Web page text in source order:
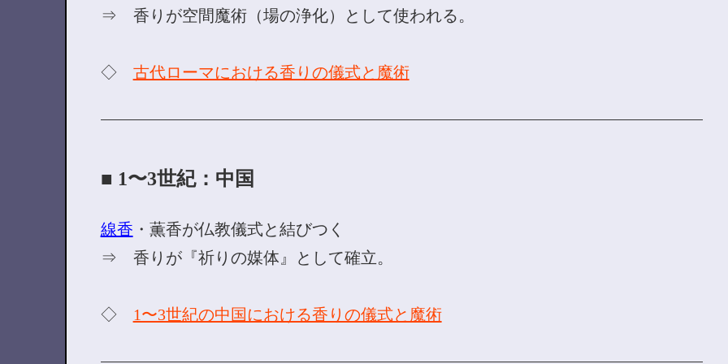
⇒ 香りが空間魔術（場の浄化）として使われる。
◇ 古代ローマにおける香りの儀式と魔術
■ 1〜3世紀：中国
線香 ・薫香が仏教儀式と結びつく
⇒ 香りが『祈りの媒体』として確立。
◇ 1〜3世紀の中国における香りの儀式と魔術